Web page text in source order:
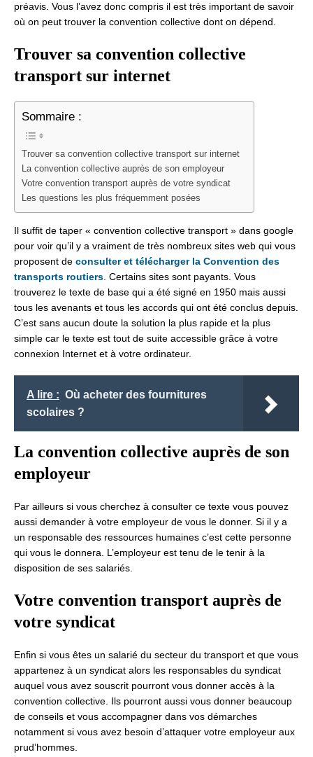
préavis. Vous l’avez donc compris il est très important de savoir
où on peut trouver la convention collective dont on dépend.
Trouver sa convention collective
transport sur internet
Sommaire :
Trouver sa convention collective transport sur internet
La convention collective auprès de son employeur
Votre convention transport auprès de votre syndicat
Les questions les plus fréquemment posées
Il suffit de taper « convention collective transport » dans google
pour voir qu’il y a vraiment de très nombreux sites web qui vous
proposent de consulter et télécharger la Convention des
transports routiers . Certains sites sont payants. Vous
trouverez le texte de base qui a été signé en 1950 mais aussi
tous les avenants et tous les accords qui ont été conclus depuis.
C’est sans aucun doute la solution la plus rapide et la plus
simple car le texte est tout de suite accessible grâce à votre
connexion Internet et à votre ordinateur.
A lire : Où acheter des fournitures
scolaires ?
La convention collective auprès de son
employeur
Par ailleurs si vous cherchez à consulter ce texte vous pouvez
aussi demander à votre employeur de vous le donner. Si il y a
un responsable des ressources humaines c’est cette personne
qui vous le donnera. L’employeur est tenu de le tenir à la
disposition de ses salariés.
Votre convention transport auprès de
votre syndicat
Enfin si vous êtes un salarié du secteur du transport et que vous
appartenez à un syndicat alors les responsables du syndicat
auquel vous avez souscrit pourront vous donner accès à la
convention collective. Ils pourront aussi vous donner beaucoup
de conseils et vous accompagner dans vos démarches
notamment si vous avez besoin d’attaquer votre employeur aux
prud’hommes.